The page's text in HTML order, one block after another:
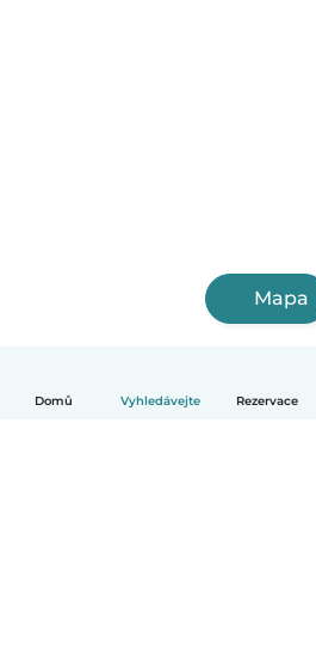
Domů Vyhledávejte Rezervace
Mapa